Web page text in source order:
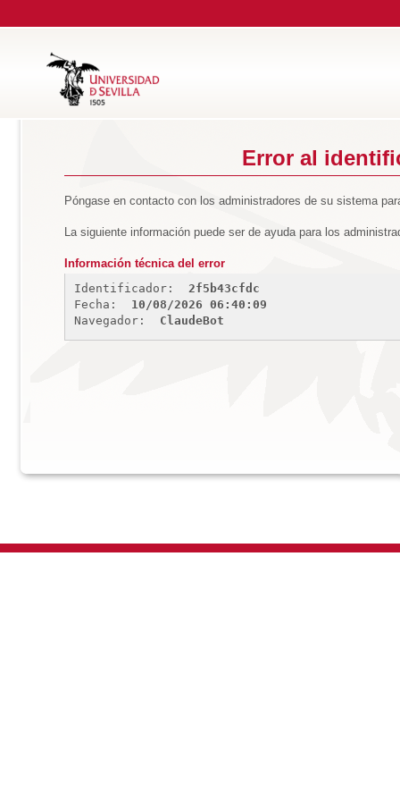
Error al
Póngase en contacto con los administradores de su sistema
La siguiente información puede ser de ayuda para los
Información técnica del error
Identificador:
2f5b43cfdc
Fecha:
10/08/2026 06:40:09
Navegador:
ClaudeBot